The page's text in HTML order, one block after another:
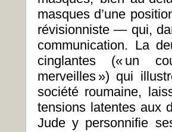
masques d’une
révisionniste — qui,
communication. La
cinglantes (« un
merveilles ») qui
société roumaine,
tensions latentes aux
Jude y personnifie